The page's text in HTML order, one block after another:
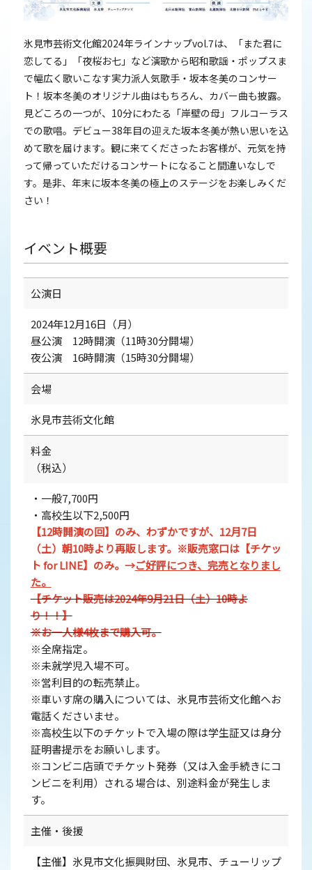
氷見市芸術文化館2024年ラインナップvol.7は、「また君に
恋してる」「夜桜お七」など演歌から昭和歌謡・ポップスま
で幅広く歌いこなす実力派人気歌手・坂本冬美のコンサー
ト！坂本冬美のオリジナル曲はもちろん、カバー曲も披露。
見どころの一つが、 10分にわたる「岸壁の母」フルコーラス
での歌唱。デビュー38年目の迎えた坂本冬美が熱い思いを込
めて歌を届けます。観に来てくださったお客様が、元気を持
って帰っていただけるコンサートになること間違いなしで
す。是非、年末に坂本冬美の極上のステージをお楽しみくだ
さい！
イベント概要
公演日
2024年12月16日（月）
昼公演 12時開演（11時30分開場）
夜公演 16時開演（15時30分開場）
会場
氷見市芸術文化館
料金
（税込）
・一般7,700円
・高校生以下2,500円
【12時開演の回】のみ、わずかですが、 12月7日
（土）朝10時より再販します。 ※販売窓口は【チケッ
ト for LINE】のみ。→ご好評につき、完売となりまし
た。
【チケット販売は2024年9月21日（土）10時よ
り！！】
※お一人様4枚まで購入可。
※全席指定。
※未就学児入場不可。
※営利目的の転売禁止。
※車いす席の購入については、氷見市芸術文化館へお
電話くださいませ。
※高校生以下のチケットで入場の際は学生証又は身分
証明書提示をお願いします。
※コンビニ店頭でチケット発券（又は入金手続きにコ
ンビニを利用）される場合は、別途料金が発生しま
す。
主催・後援
【主催】氷見市文化振興財団、氷見市、チューリップ